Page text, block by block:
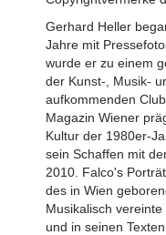
Gerhard Heller
Jahre mit
wurde er zu einem
der Kunst-, Musik-
aufkommenden
Magazin Wiener
Kultur der 1980er-
sein Schaffen mit
2010. Falco's
des in Wien
Musikalisch
und in seinen